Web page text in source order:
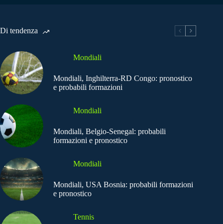
Di tendenza
Mondiali
Mondiali, Inghilterra-RD Congo: pronostico
e probabili formazioni
Mondiali
Mondiali, Belgio-Senegal: probabili
formazioni e pronostico
Mondiali
Mondiali, USA Bosnia: probabili formazioni
e pronostico
Tennis